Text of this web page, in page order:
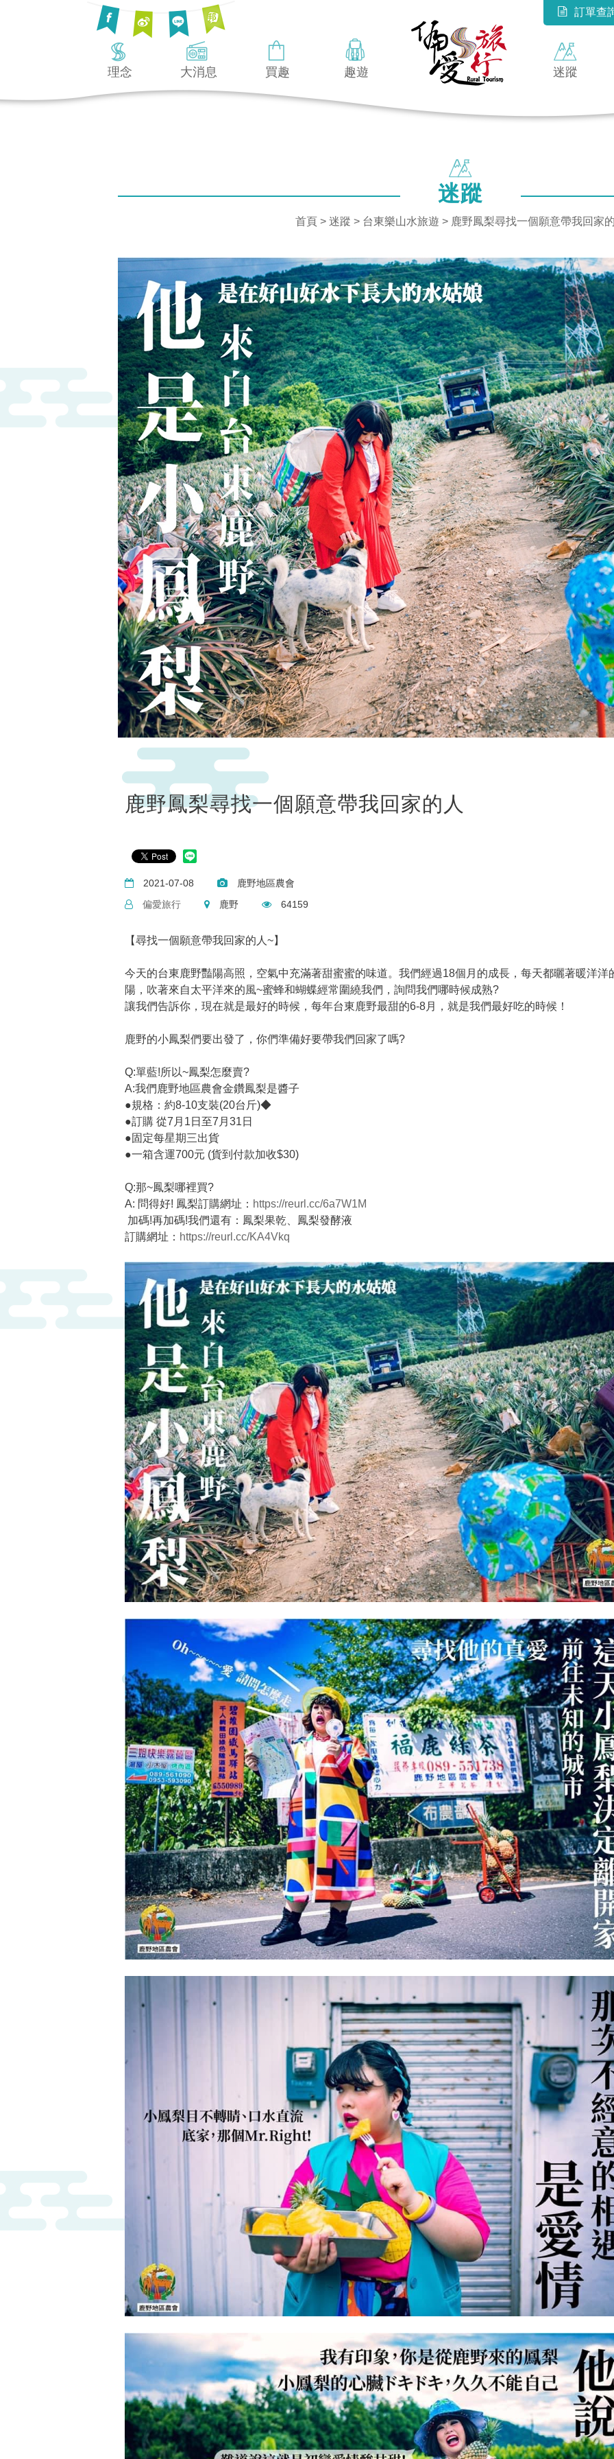
訂單查
理念 大消息 買趣 趣遊 迷蹤
迷蹤
首頁> 迷蹤 > 台東樂山水旅遊 > 鹿野鳳梨尋找一個願意帶我回家
鹿野鳳梨尋找一個願意帶我回家的人
2021-07-08
鹿野地區農會
偏愛旅行
鹿野 64159
【尋找一個願意帶我回家的人~】
今天的台東鹿野豔陽高照，空氣中充滿著甜蜜蜜的味道。我們經過18個月的成長，每天都曬著暖洋洋
陽，吹著來自太平洋來的風~蜜蜂和蝴蝶經常圍繞我們，詢問我們哪時候成熟?
讓我們告訴你，現在就是最好的時候，每年台東鹿野最甜的6-8月，就是我們最好吃的時候！
鹿野的小鳳梨們要出發了，你們準備好要帶我們回家了嗎?
Q:單藍!所以~鳳梨怎麼賣?
A:我們鹿野地區農會金鑽鳳梨是醬子
●規格：約8-10支裝(20台斤)◆
●訂購 從7月1日至7月31日
●固定每星期三出貨
●一箱含運700元 (貨到付款加收$30)
Q:那~鳳梨哪裡買?
A: 問得好! 鳳梨訂購網址： https://reurl.cc/6a7W1M
加碼!再加碼!我們還有：鳳梨果乾、鳳梨發酵液
訂購網址： https://reurl.cc/KA4Vkq